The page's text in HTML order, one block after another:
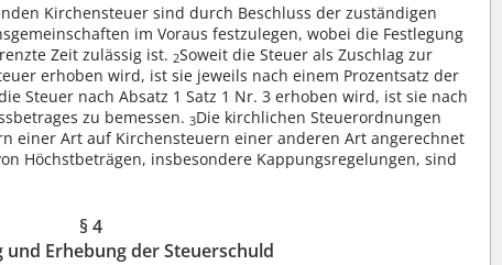
Kirchensteuer sind durch Beschluss der zuständigen
im Voraus festzulegen, wobei die Festlegung
Zeit zulässig ist. 2Soweit die Steuer als Zuschlag zur
erhoben wird, ist sie jeweils nach einem Prozentsatz der
Steuer nach Absatz 1 Satz 1 Nr. 3 erhoben wird, ist sie nach
zu bemessen.3Die kirchlichen Steuerordnungen
einer Art auf Kirchensteuern einer anderen Art angerechnet
Höchstbeträgen, insbesondere Kappungsregelungen, sind
§ 4
und Erhebung der Steuerschuld